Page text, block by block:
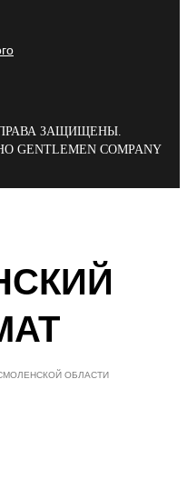
ПРАВА ЗАЩИЩЕНЫ.
GENTLEMEN COMPANY
ОБЛАСТИ